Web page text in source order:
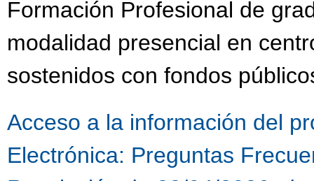
Formación Profesional de
modalidad presencial en
sostenidos con fondos
Acceso a la información del
Electrónica: Preguntas